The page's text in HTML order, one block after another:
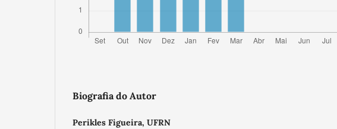
Biografia do Autor
Perikles Figueira, UFRN